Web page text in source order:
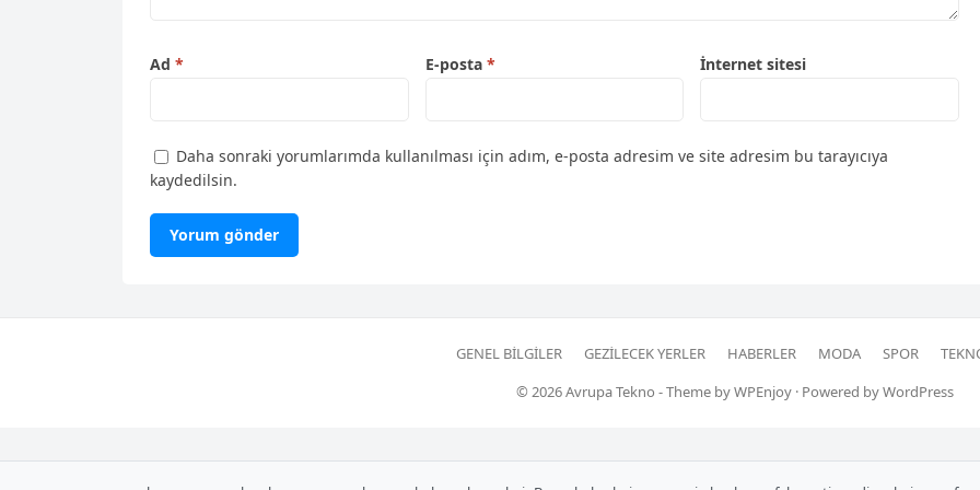
Ad * E-posta * İnternet sitesi
Daha sonraki yorumlarımda kullanılması için adım, e-posta adresim ve site adresim bu tarayıcıya
kaydedilsin.
GENEL BILGILER GEZILECEK YERLER HABERLER MODA SPOR
© 2026Avrupa Tekno - Theme byWPEnjoy · Powered byWordPress